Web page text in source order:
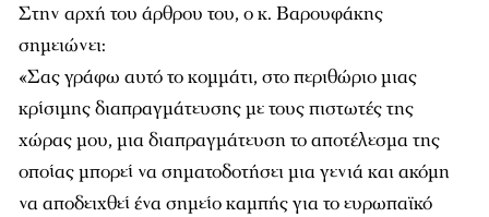
Στην αρχή του άρθρου του, ο κ. Βαρουφάκης
σημειώνει:
«Σας γράφω αυτό το κομμάτι, στο περιθώριο μιας
κρίσιμης διαπραγμάτευσης με τους πιστωτές της
χώρας μου, μια διαπραγμάτευση το αποτέλεσμα της
οποίας μπορεί να σηματοδοτήσει μια γενιά και ακόμη
να αποδειχθεί ένα σημείο καμπής για το ευρωπαϊκό